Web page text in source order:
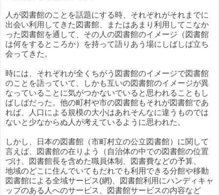
人が図書館のことを話題にする時、それぞれがそれまでに
出会い利用してきた図書館、またはあまり利用してこなか
った図書館を通して、その人の図書館のイメージ（図書館
は何をするところか）を持って語りあう場にしばしば立ち
会ってきた。
時には、それぞれが全くちがう図書館のイメージで図書館
のことを語っていて、しかも互いの図書館のイメージが異
なっていることに気がつかないでいると思われることもし
ばしばだった。他の町村や市の図書館もそれが図書館であ
れば、人口による規模の大小はあれそんなに違うものでは
ないと少なからぬ人が考えているように思われた。
しかし、日本の図書館（市町村立の公立図書館）に関して
言えば、図書館の在りよう（自治体の中での図書館の位置
づけ、図書館長を含めた職員体制、図書費などの予算、
地域のどこに住んでいてもだれでも利用できる分館や移動
図書館による全域サービス(網)、図書館利用にハンディキャ
ップのある人へのサービス、図書館サービスの内容など